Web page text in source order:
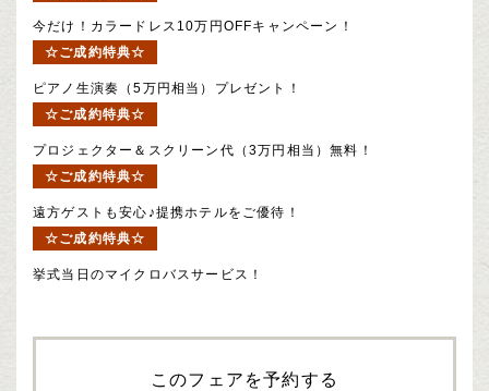
今だけ！カラードレス10万円OFFキャンペーン！
☆ご成約特典☆
ピアノ生演奏（5万円相当）プレゼント！
☆ご成約特典☆
プロジェクター＆スクリーン代（3万円相当）無料！
☆ご成約特典☆
遠方ゲストも安心♪提携ホテルをご優待！
☆ご成約特典☆
挙式当日のマイクロバスサービス！
このフェアを予約する